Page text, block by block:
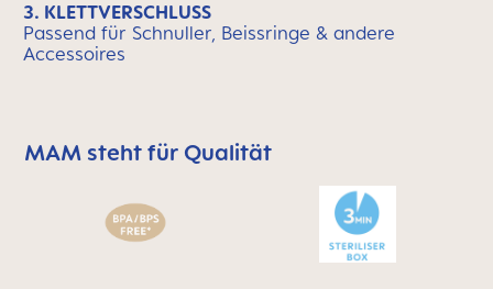
3. KLETTVERSCHLUSS
Passend für Schnuller, Beissringe & andere
Accessoires
MAM überspringen bedeutet Qualitätssymbolleiste
MAM steht für Qualität